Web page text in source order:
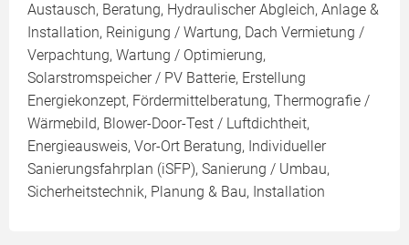
Austausch, Beratung, Hydraulischer Abgleich, Anlage &
Installation, Reinigung / Wartung, Dach Vermietung /
Verpachtung, Wartung / Optimierung,
Solarstromspeicher / PV Batterie, Erstellung
Energiekonzept, Fördermittelberatung, Thermografie /
Wärmebild, Blower-Door-Test / Luftdichtheit,
Energieausweis, Vor-Ort Beratung, Individueller
Sanierungsfahrplan (iSFP), Sanierung / Umbau,
Sicherheitstechnik, Planung & Bau, Installation